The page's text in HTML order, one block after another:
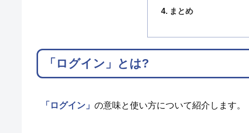
まとめ
「ログイン」とは?
「ログイン」 の意味と使い方について紹介します。